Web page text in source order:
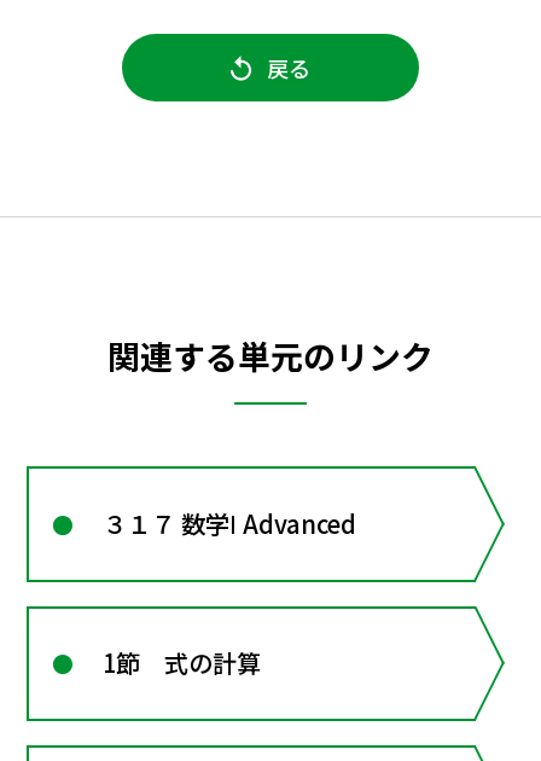
戻る
関連する単元のリンク
３１７ 数学Ⅰ Advanced
1節 式の計算